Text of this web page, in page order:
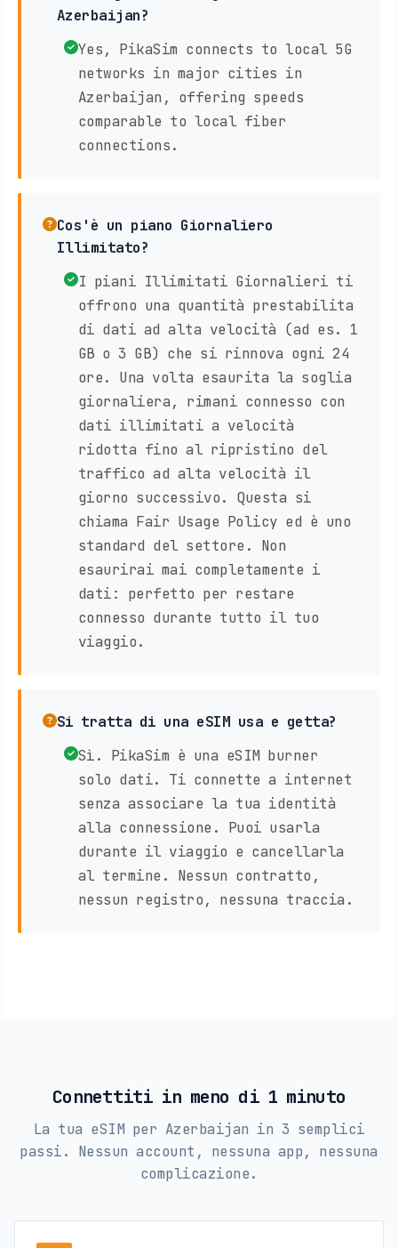
Azerbaijan?
Yes, PikaSim connects to local 5G
networks in major cities in
Azerbaijan, offering speeds
comparable to local fiber
connections.
Cos'è un piano Giornaliero
Illimitato?
I piani Illimitati Giornalieri ti
offrono una quantità prestabilita
di dati ad alta velocità (ad es. 1
GB o 3 GB) che si rinnova ogni 24
ore. Una volta esaurita la soglia
giornaliera, rimani connesso con
dati illimitati a velocità
ridotta fino al ripristino del
traffico ad alta velocità il
giorno successivo. Questa si
chiama Fair Usage Policy ed è uno
standard del settore. Non
esaurirai mai completamente i
dati: perfetto per restare
connesso durante tutto il tuo
viaggio.
Si tratta di una eSIM usa e getta?
Sì. PikaSim è una eSIM burner
solo dati. Ti connette a internet
senza associare la tua identità
alla connessione. Puoi usarla
durante il viaggio e cancellarla
al termine. Nessun contratto,
nessun registro, nessuna traccia.
Connettiti in meno di 1 minuto
La tua eSIM per Azerbaijan in 3 semplici
passi. Nessun account, nessuna app, nessuna
complicazione.